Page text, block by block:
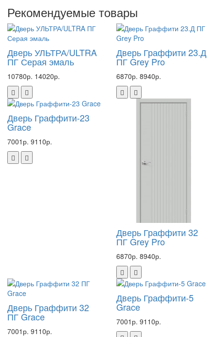
Рекомендуемые товары
Дверь УЛЬТРА/ULTRA
ПГ Серая эмаль
10780р. 14020р.
Дверь Граффити 23.Д
ПГ Grey Pro
6870р. 8940р.
Дверь Граффити-23
Grace
7001р. 9110р.
Дверь Граффити 32
ПГ Grey Pro
6870р. 8940р.
Дверь Граффити 32
ПГ Grace
7001р. 9110р.
Дверь Граффити-5
Grace
7001р. 9110р.